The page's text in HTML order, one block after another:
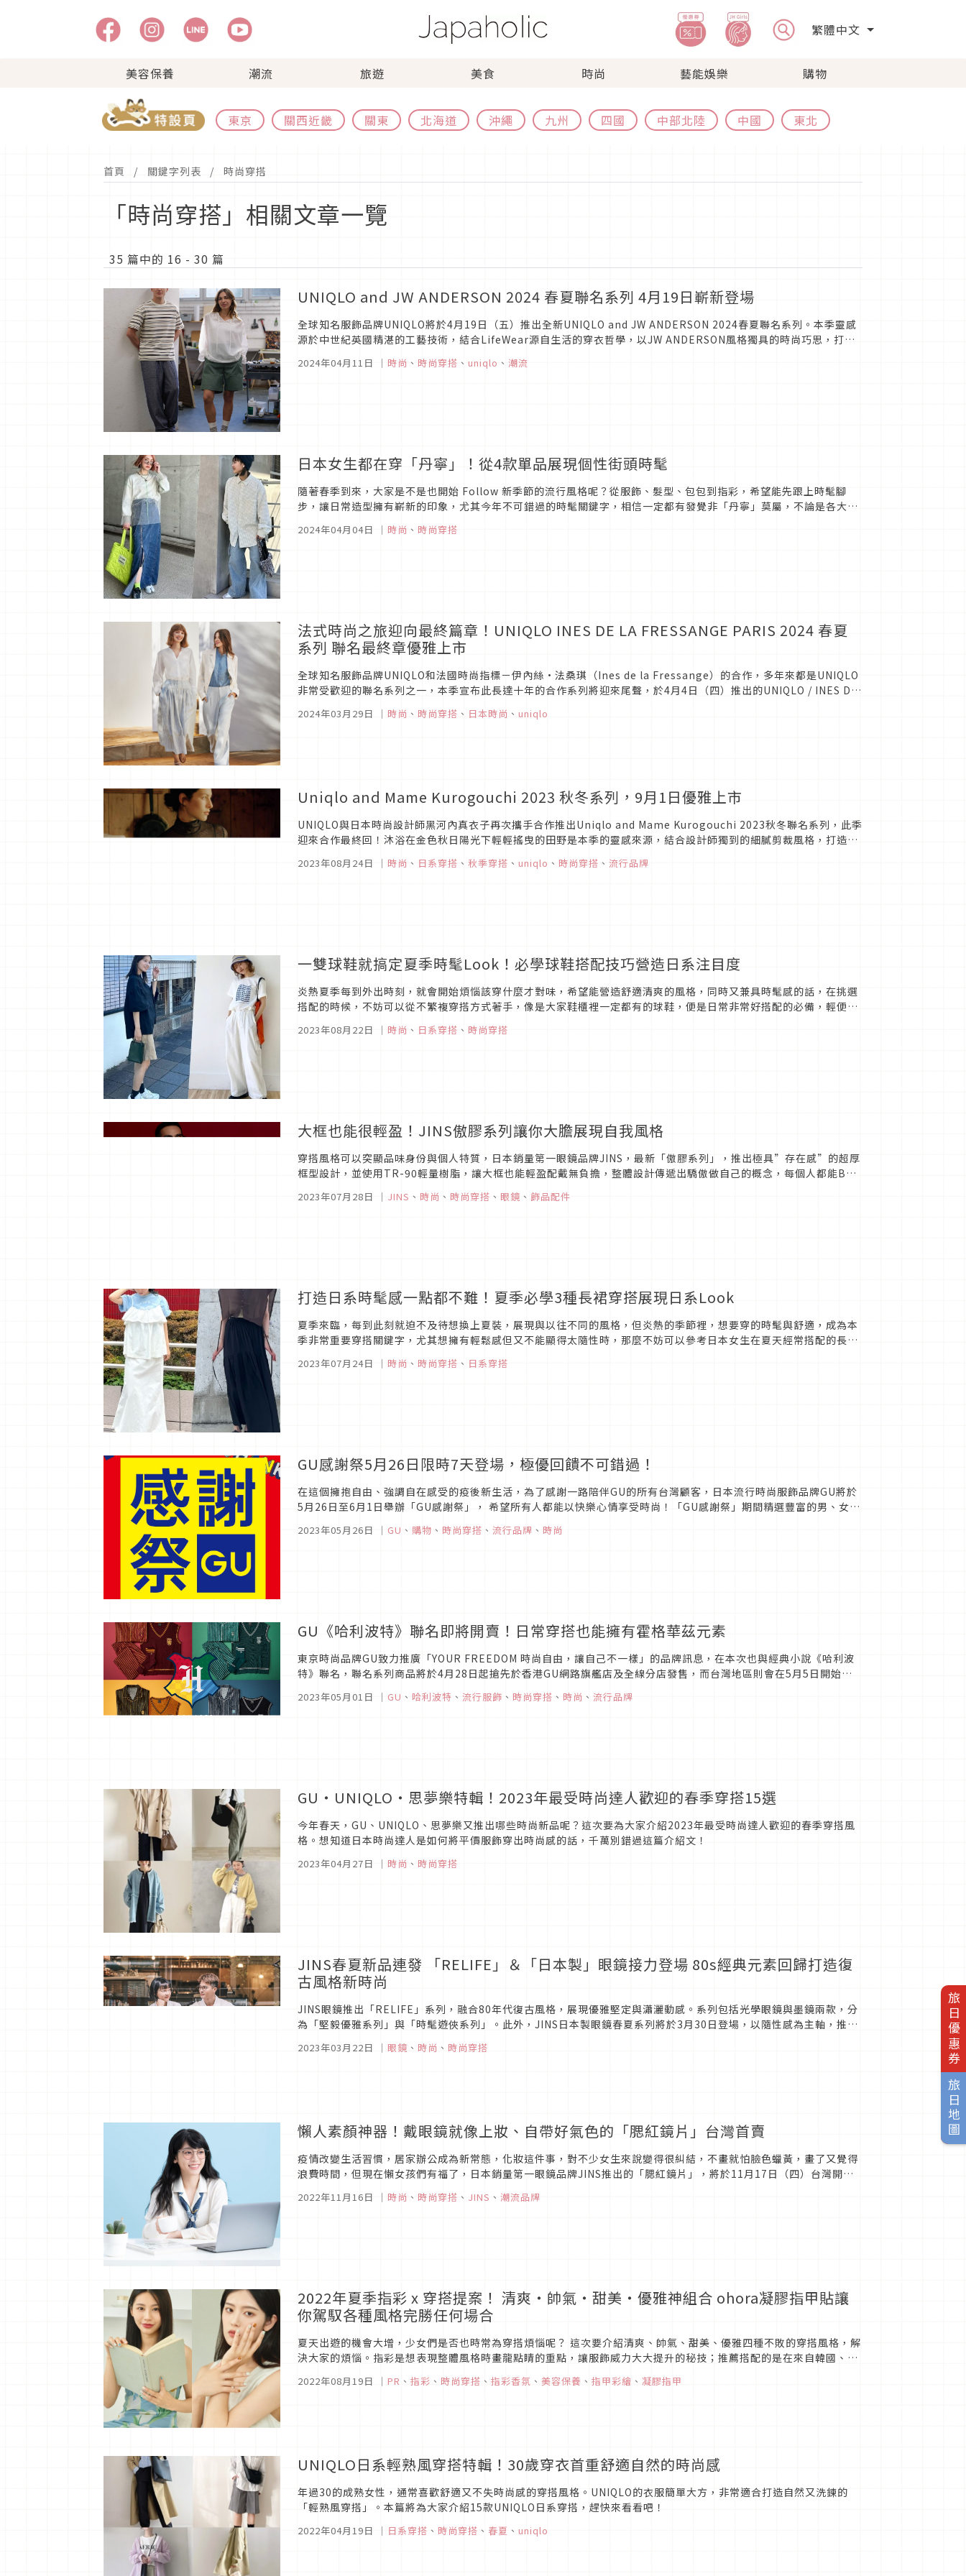
繁體中文
美容保養 潮流 旅遊 美食 時尚 藝能娛樂 購物
東京 關西近畿 關東 北海道 沖繩 九州 四國 中部北陸 中國 東北
旅日優惠券
旅日地圖
首頁 關鍵字列表 時尚穿搭
「時尚穿搭」相關文章一覽
35 篇中的 16 - 30 篇
UNIQLO and JW ANDERSON 2024 春夏聯名系列 4月19日嶄新登場
全球知名服飾品牌UNIQLO將於4月19日（五）推出全新UNIQLO and JW ANDERSON 2024春夏聯名系列。本季靈感
源於中世紀英國精湛的工藝技術，結合LifeWear源自生活的穿衣哲學，以JW ANDERSON風格獨具的時尚巧思，打造
2024年04月11日 ｜ 時尚 、 時尚穿搭 、 uniqlo 、 潮流
日本女生都在穿「丹寧」！從4款單品展現個性街頭時髦
隨著春季到來，大家是不是也開始 Follow 新季節的流行風格呢？從服飾、髮型、包包到指彩，希望能先跟上時髦腳
步，讓日常造型擁有嶄新的印象，尤其今年不可錯過的時髦關鍵字，相信一定都有發覺非「丹寧」莫屬，不論是各大日
2024年04月04日 ｜ 時尚 、 時尚穿搭
法式時尚之旅迎向最終篇章！UNIQLO INES DE LA FRESSANGE PARIS 2024 春夏
系列 聯名最終章優雅上市
全球知名服飾品牌UNIQLO和法國時尚指標－伊內絲·法桑琪（Ines de la Fressange）的合作，多年來都是UNIQLO
非常受歡迎的聯名系列之一，本季宣布此長達十年的合作系列將迎來尾聲，於4月4日（四）推出的UNIQLO / INES DE
2024年03月29日 ｜ 時尚 、 時尚穿搭 、 日本時尚 、 uniqlo
Uniqlo and Mame Kurogouchi 2023 秋冬系列，9月1日優雅上市
UNIQLO與日本時尚設計師黑河內真衣子再次攜手合作推出Uniqlo and Mame Kurogouchi 2023秋冬聯名系列，此季
迎來合作最終回！沐浴在金色秋日陽光下輕輕搖曳的田野是本季的靈感來源，結合設計師獨到的細膩剪裁風格，打造共
2023年08月24日 ｜ 時尚 、 日系穿搭 、 秋季穿搭 、 uniqlo 、 時尚穿搭 、 流行品牌
一雙球鞋就搞定夏季時髦Look！必學球鞋搭配技巧營造日系注目度
炎熱夏季每到外出時刻，就會開始煩惱該穿什麼才對味，希望能營造舒適清爽的風格，同時又兼具時髦感的話，在挑選
搭配的時候，不妨可以從不繁複穿搭方式著手，像是大家鞋櫃裡一定都有的球鞋，便是日常非常好搭配的必備，輕便的
2023年08月22日 ｜ 時尚 、 日系穿搭 、 時尚穿搭
大框也能很輕盈！JINS傲膠系列讓你大膽展現自我風格
穿搭風格可以突顯品味身份與個人特質，日本銷量第一眼鏡品牌JINS，最新「傲膠系列」，推出極具”存在感”的超厚
框型設計，並使用TR-90輕量樹脂，讓大框也能輕盈配戴無負擔，整體設計傳遞出驕傲做自己的概念，每個人都能Be
2023年07月28日 ｜ JINS 、 時尚 、 時尚穿搭 、 眼鏡 、 飾品配件
打造日系時髦感一點都不難！夏季必學3種長裙穿搭展現日系Look
夏季來臨，每到此刻就迫不及待想換上夏裝，展現與以往不同的風格，但炎熱的季節裡，想要穿的時髦與舒適，成為本
季非常重要穿搭關鍵字，尤其想擁有輕鬆感但又不能顯得太隨性時，那麼不妨可以參考日本女生在夏天經常搭配的長裙
2023年07月24日 ｜ 時尚 、 時尚穿搭 、 日系穿搭
GU感謝祭5月26日限時7天登場，極優回饋不可錯過！
在這個擁抱自由、強調自在感受的疫後新生活，為了感謝一路陪伴GU的所有台灣顧客，日本流行時尚服飾品牌GU將於
5月26日至6月1日舉辦「GU感謝祭」， 希望所有人都能以快樂心情享受時尚！「GU感謝祭」期間精選豐富的男、女、
2023年05月26日 ｜ GU 、 購物 、 時尚穿搭 、 流行品牌 、 時尚
GU《哈利波特》聯名即將開賣！日常穿搭也能擁有霍格華茲元素
東京時尚品牌GU致力推廣「YOUR FREEDOM 時尚自由，讓自己不一樣」的品牌訊息，在本次也與經典小說《哈利波
特》聯名，聯名系列商品將於4月28日起搶先於香港GU網路旗艦店及全線分店發售，而台灣地區則會在5月5日開始販
2023年05月01日 ｜ GU 、 哈利波特 、 流行服飾 、 時尚穿搭 、 時尚 、 流行品牌
GU・UNIQLO・思夢樂特輯！2023年最受時尚達人歡迎的春季穿搭15選
今年春天，GU、UNIQLO、思夢樂又推出哪些時尚新品呢？這次要為大家介紹2023年最受時尚達人歡迎的春季穿搭風
格。想知道日本時尚達人是如何將平價服飾穿出時尚感的話，千萬別錯過這篇介紹文！
2023年04月27日 ｜ 時尚 、 時尚穿搭
JINS春夏新品連發 「RELIFE」＆「日本製」眼鏡接力登場 80s經典元素回歸打造復
古風格新時尚
JINS眼鏡推出「RELIFE」系列，融合80年代復古風格，展現優雅堅定與瀟灑動感。系列包括光學眼鏡與墨鏡兩款，分
為「堅毅優雅系列」與「時髦遊俠系列」。此外，JINS日本製眼鏡春夏系列將於3月30日登場，以隨性感為主軸，推出
2023年03月22日 ｜ 眼鏡 、 時尚 、 時尚穿搭
懶人素顏神器！戴眼鏡就像上妝、自帶好氣色的「腮紅鏡片」台灣首賣
疫情改變生活習慣，居家辦公成為新常態，化妝這件事，對不少女生來說變得很糾結，不畫就怕臉色蠟黃，畫了又覺得
浪費時間，但現在懶女孩們有福了，日本銷量第一眼鏡品牌JINS推出的「腮紅鏡片」，將於11月17日（四）台灣開
2022年11月16日 ｜ 時尚 、 時尚穿搭 、 JINS 、 潮流品牌
2022年夏季指彩 x 穿搭提案！ 清爽・帥氣・甜美・優雅神組合 ohora凝膠指甲貼讓
你駕馭各種風格完勝任何場合
夏天出遊的機會大增，少女們是否也時常為穿搭煩惱呢？ 這次要介紹清爽、帥氣、甜美、優雅四種不敗的穿搭風格，解
決大家的煩惱。指彩是想表現整體風格時畫龍點睛的重點，讓服飾威力大大提升的秘技；推薦搭配的是在來自韓國、在
2022年08月19日 ｜ PR 、 指彩 、 時尚穿搭 、 指彩香氛 、 美容保養 、 指甲彩繪 、 凝膠指甲
UNIQLO日系輕熟風穿搭特輯！30歲穿衣首重舒適自然的時尚感
年過30的成熟女性，通常喜歡舒適又不失時尚感的穿搭風格。UNIQLO的衣服簡單大方，非常適合打造自然又洗鍊的
「輕熟風穿搭」。本篇將為大家介紹15款UNIQLO日系穿搭，趕快來看看吧！
2022年04月19日 ｜ 日系穿搭 、 時尚穿搭 、 春夏 、 uniqlo